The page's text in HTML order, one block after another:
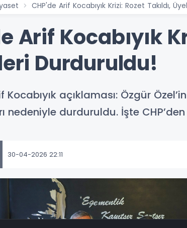
CHP'de Arif Kocabıyık Krizi: Rozet Takıldı,
Arif Kocabıyık
Durduruldu!
Kocabıyık açıklaması: Özgür
nedeniyle durduruldu. İşte
30-04-2026 22:11